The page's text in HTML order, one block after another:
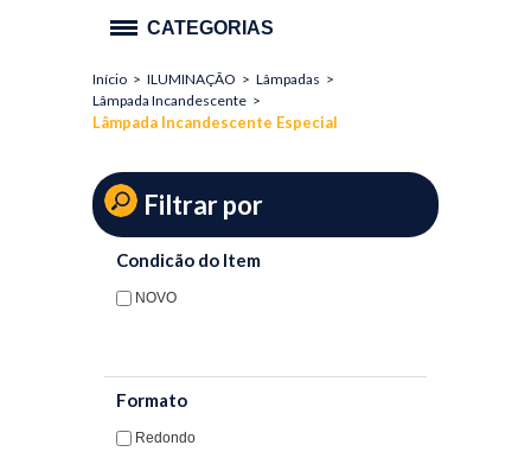
CATEGORIAS
PROMOÇÃO
ILUMINAÇÃO
Lâmpadas
Lâmpada Compacta Não Integrada
Início > ILUMINAÇÃO > Lâmpadas >
Lâmpada Incandescente >
Lâmpada Incandescente Especial
Filtrar por
Condicão do Item
NOVO
Formato
Redondo